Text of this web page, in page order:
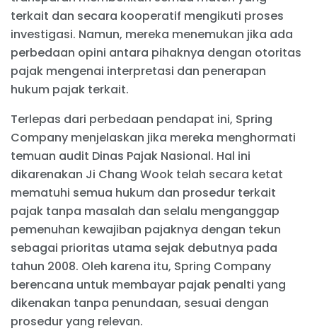
terkait dan secara kooperatif mengikuti proses
investigasi. Namun, mereka menemukan jika ada
perbedaan opini antara pihaknya dengan otoritas
pajak mengenai interpretasi dan penerapan
hukum pajak terkait.
Terlepas dari perbedaan pendapat ini, Spring
Company menjelaskan jika mereka menghormati
temuan audit Dinas Pajak Nasional. Hal ini
dikarenakan Ji Chang Wook telah secara ketat
mematuhi semua hukum dan prosedur terkait
pajak tanpa masalah dan selalu menganggap
pemenuhan kewajiban pajaknya dengan tekun
sebagai prioritas utama sejak debutnya pada
tahun 2008. Oleh karena itu, Spring Company
berencana untuk membayar pajak penalti yang
dikenakan tanpa penundaan, sesuai dengan
prosedur yang relevan.